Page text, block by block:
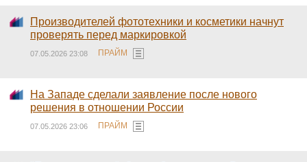
Производителей фототехники и косметики начнут
проверять перед маркировкой
07.05.2026 23:08 ПРАЙМ
На Западе сделали заявление после нового
решения в отношении России
07.05.2026 23:06 ПРАЙМ